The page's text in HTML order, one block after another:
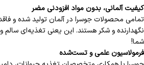
کیفیت آلمانی، بدون مواد افزودنی مضر
تمامی محصولات جوسرا در آلمان تولید شده و
نگهدارنده و شکر هستند. این یعنی تغذیه‌ای سالم
شما!
فرمولاسیون علمی و تست‌شده